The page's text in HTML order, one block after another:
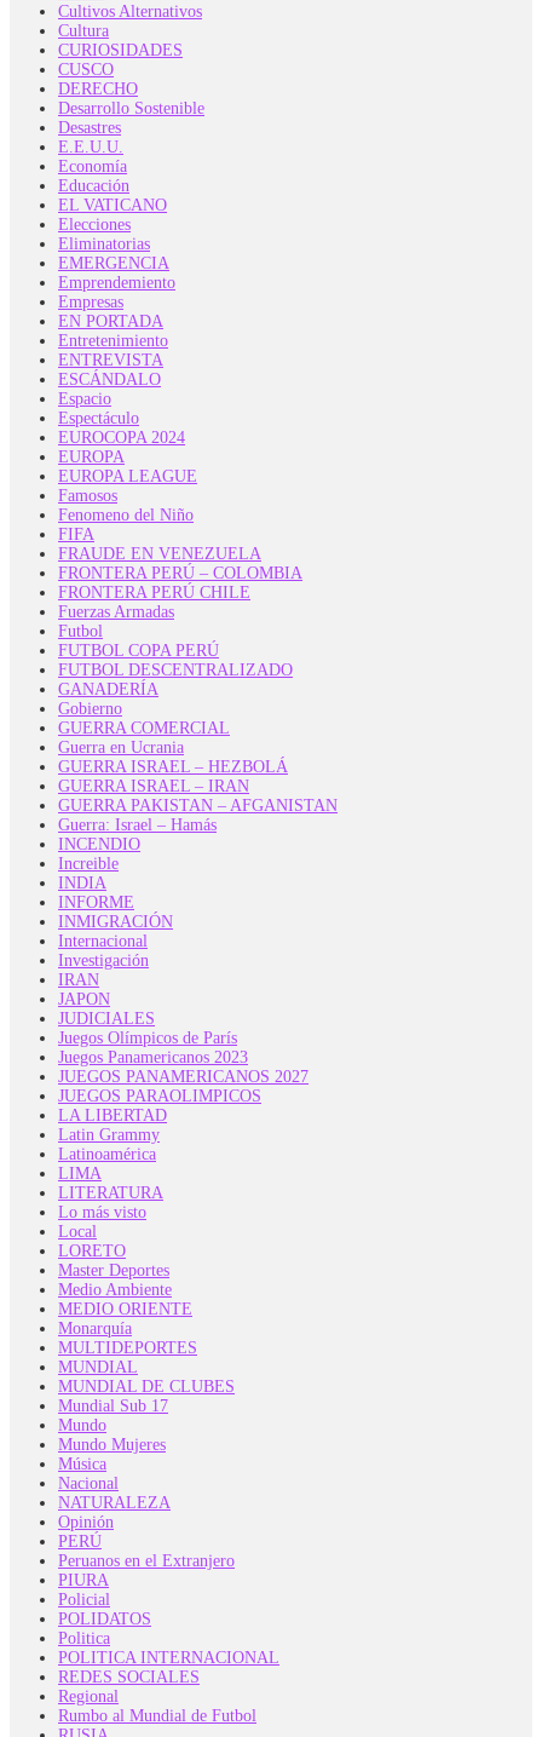
Cultivos Alternativos
Cultura
CURIOSIDADES
CUSCO
DERECHO
Desarrollo Sostenible
Desastres
E.E.U.U.
Economía
Educación
EL VATICANO
Elecciones
Eliminatorias
EMERGENCIA
Emprendemiento
Empresas
EN PORTADA
Entretenimiento
ENTREVISTA
ESCÁNDALO
Espacio
Espectáculo
EUROCOPA 2024
EUROPA
EUROPA LEAGUE
Famosos
Fenomeno del Niño
FIFA
FRAUDE EN VENEZUELA
FRONTERA PERÚ – COLOMBIA
FRONTERA PERÚ CHILE
Fuerzas Armadas
Futbol
FUTBOL COPA PERÚ
FUTBOL DESCENTRALIZADO
GANADERÍA
Gobierno
GUERRA COMERCIAL
Guerra en Ucrania
GUERRA ISRAEL – HEZBOLÁ
GUERRA ISRAEL – IRAN
GUERRA PAKISTAN – AFGANISTAN
Guerra: Israel – Hamás
INCENDIO
Increible
INDIA
INFORME
INMIGRACIÓN
Internacional
Investigación
IRAN
JAPON
JUDICIALES
Juegos Olímpicos de París
Juegos Panamericanos 2023
JUEGOS PANAMERICANOS 2027
JUEGOS PARAOLIMPICOS
LA LIBERTAD
Latin Grammy
Latinoamérica
LIMA
LITERATURA
Lo más visto
Local
LORETO
Master Deportes
Medio Ambiente
MEDIO ORIENTE
Monarquía
MULTIDEPORTES
MUNDIAL
MUNDIAL DE CLUBES
Mundial Sub 17
Mundo
Mundo Mujeres
Música
Nacional
NATURALEZA
Opinión
PERÚ
Peruanos en el Extranjero
PIURA
Policial
POLIDATOS
Politica
POLITICA INTERNACIONAL
REDES SOCIALES
Regional
Rumbo al Mundial de Futbol